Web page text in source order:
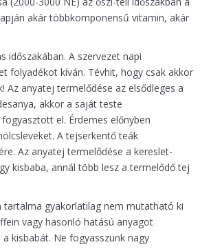
akár többkomponensű vitamin, akár
időszakában. A szervezet napi
folyadékot kíván. Tévhit, hogy csak akkor
Az anyatej termelődése az elsődleges a
akkor a saját teste
el. Érdemes előnyben
A tejserkentő teák
Az anyatej termelődése a kereslet-
kisbaba, annál több lesz a termelődő tej
tartalma gyakorlatilag nem mutatható ki
vagy hasonló hatású anyagot
kisbabát. Ne fogyasszunk nagy